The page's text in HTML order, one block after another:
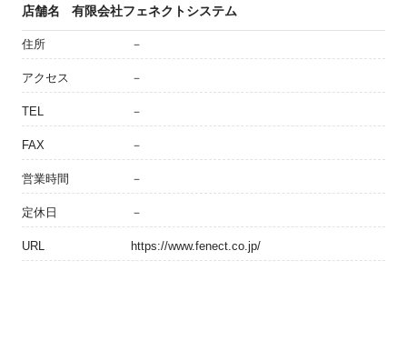
店舗名 有限会社フェネクトシステム
住所 －
アクセス －
TEL －
FAX －
営業時間 －
定休日 －
URL https://www.fenect.co.jp/